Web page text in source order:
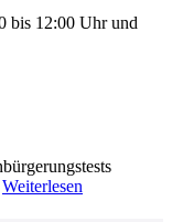
bis 12:00 Uhr und
Weiterlesen